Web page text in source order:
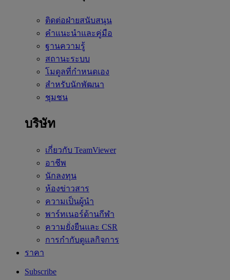
ติดต่อฝ่ายสนับสนุน
คำแนะนำและคู่มือ
ฐานความรู้
สถานะระบบ
โมดูลที่กำหนดเอง
สำหรับนักพัฒนา
ชุมชน
บริษัท
เกี่ยวกับ TeamViewer
อาชีพ
นักลงทุน
ห้องข่าวสาร
ความเป็นผู้นำ
พาร์ทเนอร์ด้านกีฬา
ความยั่งยืนและ CSR
การกำกับดูแลกิจการ
ราคา
Subscribe